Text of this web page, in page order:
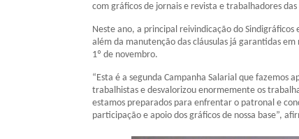
com gráficos de jornais e revista e trabalhadores
Neste ano, a principal reivindicação do
além da manutenção das cláusulas já garantidas
1º de novembro.
“Esta é a segunda Campanha Salarial que fazemos
trabalhistas e desvalorizou enormemente os
estamos preparados para enfrentar o patronal e
participação e apoio dos gráficos de nossa base”,